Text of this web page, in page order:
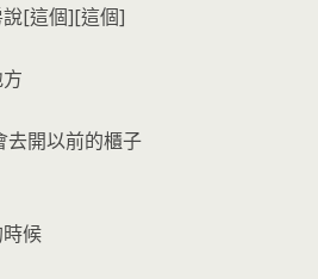
[這個][這個]
去開以前的櫃子
候